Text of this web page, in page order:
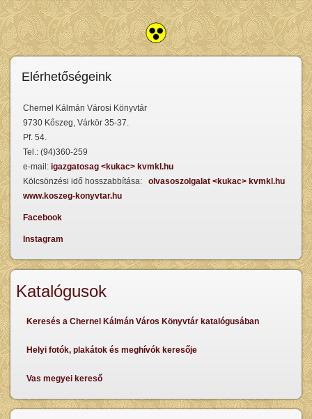
Elérhetőségeink
Chernel Kálmán Városi Könyvtár
9730 Kőszeg, Várkör 35-37.
Pf. 54.
Tel.: (94)360-259
e-mail: igazgatosag <kukac> kvmkl.hu
Kölcsönzési idő hosszabbítása: olvasoszolgalat <kukac> kvmkl.hu
www.koszeg-konyvtar.hu
Facebook
Instagram
Katalógusok
Keresés a Chernel Kálmán Város Könyvtár katalógusában
Helyi fotók, plakátok és meghívók keresője
Vas megyei kereső